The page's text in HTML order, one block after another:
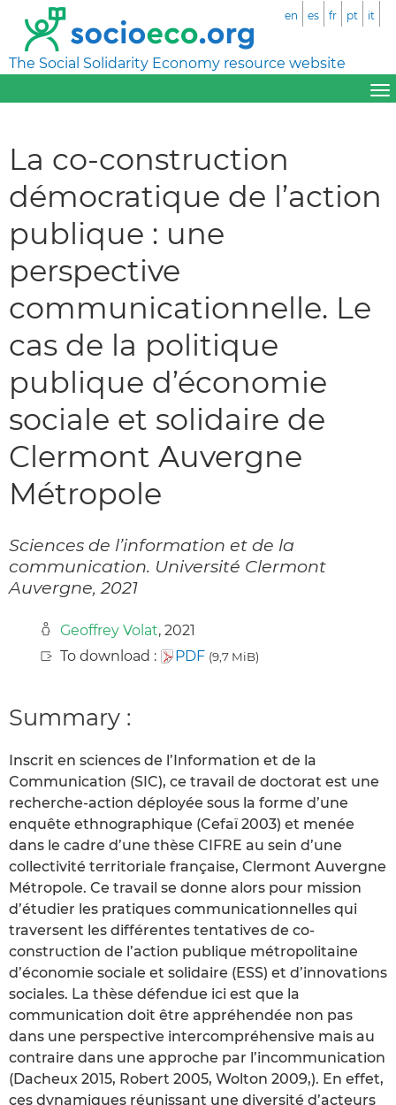
The Social Solidarity Economy resource website
en es fr pt it
La co-construction
démocratique de l’action
publique : une
perspective
communicationnelle. Le
cas de la politique
publique d’économie
sociale et solidaire de
Clermont Auvergne
Métropole
Sciences de l’information et de la
communication. Université Clermont
Auvergne, 2021
Geoffrey Volat, 2021
To download :
PDF (9,7 MiB)
Summary :
Inscrit en sciences de l’Information et de la
Communication (SIC), ce travail de doctorat est une
recherche-action déployée sous la forme d’une
enquête ethnographique (Cefaï 2003) et menée
dans le cadre d’une thèse CIFRE au sein d’une
collectivité territoriale française, Clermont Auvergne
Métropole. Ce travail se donne alors pour mission
d’étudier les pratiques communicationnelles qui
traversent les différentes tentatives de co-
construction de l’action publique métropolitaine
d’économie sociale et solidaire (ESS) et d’innovations
sociales. La thèse défendue ici est que la
communication doit être appréhendée non pas
dans une perspective intercompréhensive mais au
contraire dans une approche par l’incommunication
(Dacheux 2015, Robert 2005, Wolton 2009,). En effet,
ces dynamiques réunissant une diversité d’acteurs